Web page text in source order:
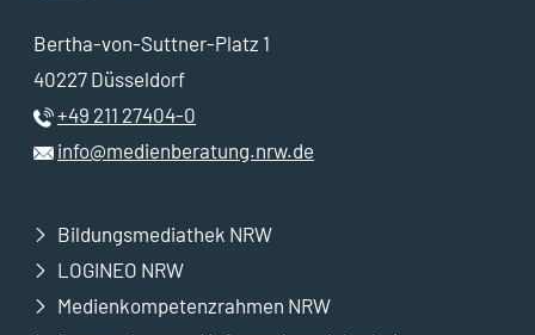
Bertha-von-Suttner-Platz 1
40227 Düsseldorf
+49 211 27404-0
info@medienberatung.nrw.de
Bildungsmediathek NRW
LOGINEO NRW
Medienkompetenzrahmen NRW